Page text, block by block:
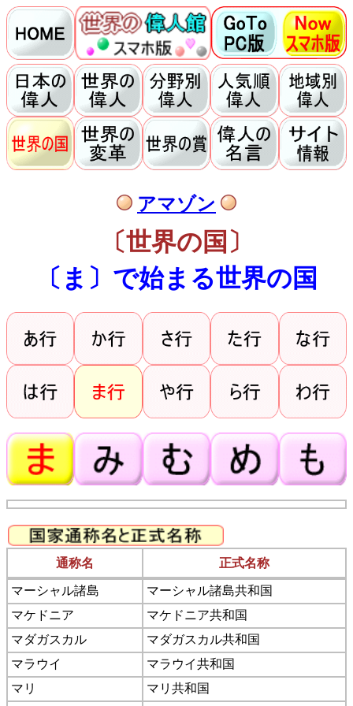
アマゾン
〔世界の国〕
〔ま〕で始まる世界の国
通称名 正式名称
マーシャル諸島
マーシャル諸島共和国
マケドニア
マケドニア共和国
マダガスカル
マダガスカル共和国
マラウイ
マラウイ共和国
マリ
マリ共和国